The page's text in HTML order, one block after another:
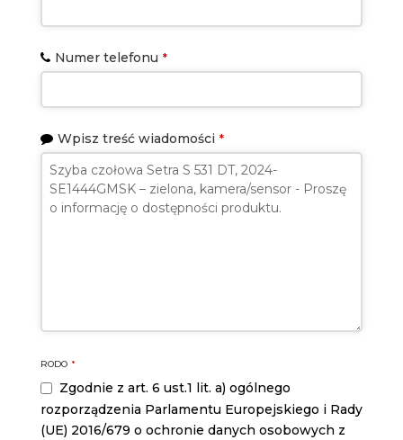
Numer telefonu *
Wpisz treść wiadomości *
RODO *
Zgodnie z art. 6 ust.1 lit. a) ogólnego
rozporządzenia Parlamentu Europejskiego i Rady
(UE) 2016/679 o ochronie danych osobowych z